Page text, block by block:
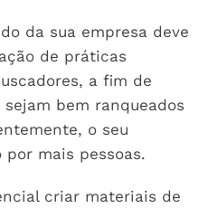
da sua empresa deve
de práticas
a fim de
bem ranqueados
o seu
mais pessoas.
criar materiais de